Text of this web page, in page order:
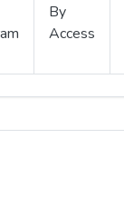
By
Access